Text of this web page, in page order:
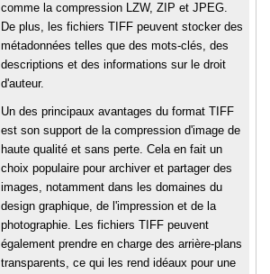
comme la compression LZW, ZIP et JPEG.
De plus, les fichiers TIFF peuvent stocker des
métadonnées telles que des mots-clés, des
descriptions et des informations sur le droit
d'auteur.
Un des principaux avantages du format TIFF
est son support de la compression d'image de
haute qualité et sans perte. Cela en fait un
choix populaire pour archiver et partager des
images, notamment dans les domaines du
design graphique, de l'impression et de la
photographie. Les fichiers TIFF peuvent
également prendre en charge des arrière-plans
transparents, ce qui les rend idéaux pour une